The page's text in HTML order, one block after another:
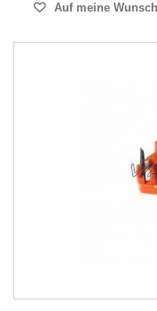
Auf meine